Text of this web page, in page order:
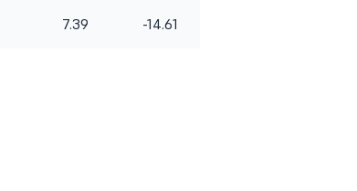
7.39 -14.61